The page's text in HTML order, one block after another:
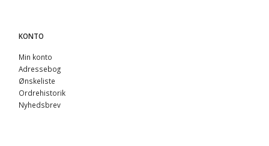
KONTO
Min konto
Adressebog
Ønskeliste
Ordrehistorik
Nyhedsbrev